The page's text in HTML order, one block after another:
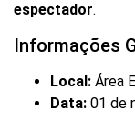
espectador.
Informações
Local: Área
Data: 01 de